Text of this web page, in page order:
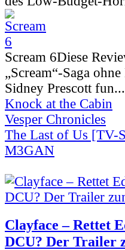
Scream 6Diese
„Scream“-Saga
Sidney Prescott fun...
Knock at the Cabin
Vesper Chronicles
The Last of Us [TV-
M3GAN
Clayface – Rettet
DCU? Der Trailer